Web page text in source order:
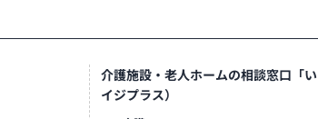
介護施設・老人ホームの相談窓口「
イジプラス）